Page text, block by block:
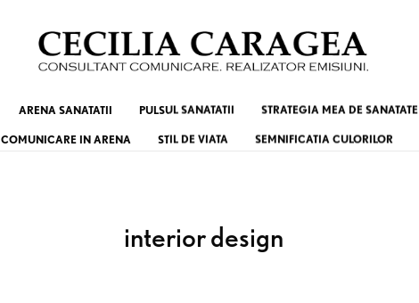
ARENA SANATATII PULSUL SANATATII STRATEGIA MEA DE SANATATE
COMUNICARE IN ARENA STIL DE VIATA SEMNIFICATIA CULORILOR
interior design